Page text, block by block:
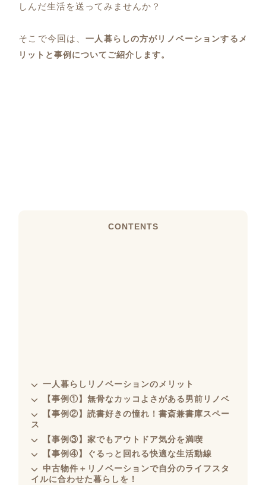
しんだ生活を送ってみませんか？
そこで今回は、一人暮らしの方がリノベーションするメ
リットと事例についてご紹介します。
CONTENTS
一人暮らしリノベーションのメリット
【事例①】無骨なカッコよさがある男前リノベ
【事例②】読書好きの憧れ！書斎兼書庫スペー
ス
【事例③】家でもアウトドア気分を満喫
【事例④】ぐるっと回れる快適な生活動線
中古物件＋リノベーションで自分のライフスタ
イルに合わせた暮らしを！